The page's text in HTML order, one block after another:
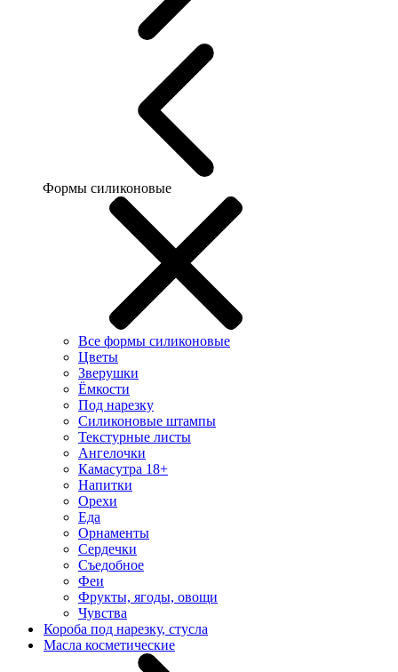
Формы силиконовые
Все формы силиконовые
Цветы
Зверушки
Ёмкости
Под нарезку
Силиконовые штампы
Текстурные листы
Ангелочки
Камасутра 18+
Напитки
Орехи
Еда
Орнаменты
Сердечки
Съедобное
Феи
Фрукты, ягоды, овощи
Чувства
Короба под нарезку, стусла
Масла косметические